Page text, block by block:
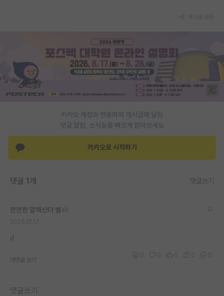
홍보 게시판
커리어
반도체 아카데미
카카오 계정과 연동하여 게시글에 달린
댓글 알람, 소식등을 빠르게 받아보세요
카카오로 시작하기
댓글 1개 댓글쓰기
깐깐한 알렉산더 벨
d
대댓글 쓰기
댓글쓰기